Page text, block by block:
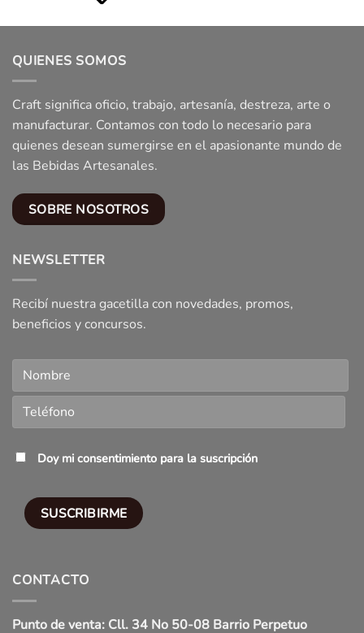
QUIENES SOMOS
Craft significa oficio, trabajo, artesanía, destreza, arte o
manufacturar. Contamos con todo lo necesario para
quienes desean sumergirse en el apasionante mundo de
las Bebidas Artesanales.
SOBRE NOSOTROS
NEWSLETTER
Recibí nuestra gacetilla con novedades, promos,
beneficios y concursos.
Doy mi consentimiento para la suscripción
CONTACTO
Punto de venta: Cll. 34 No 50-08 Barrio Perpetuo